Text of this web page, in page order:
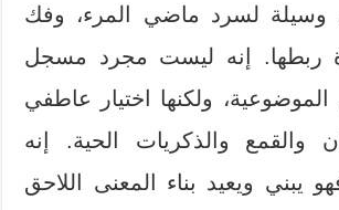
وسيلة لسرد ماضي المرء، وفك
ربطها. إنه ليست مجرد مسجل
الموضوعية، ولكنها اختيار عاطفي
والقمع والذكريات الحية. إنه
يبني ويعيد بناء المعنى اللاحق